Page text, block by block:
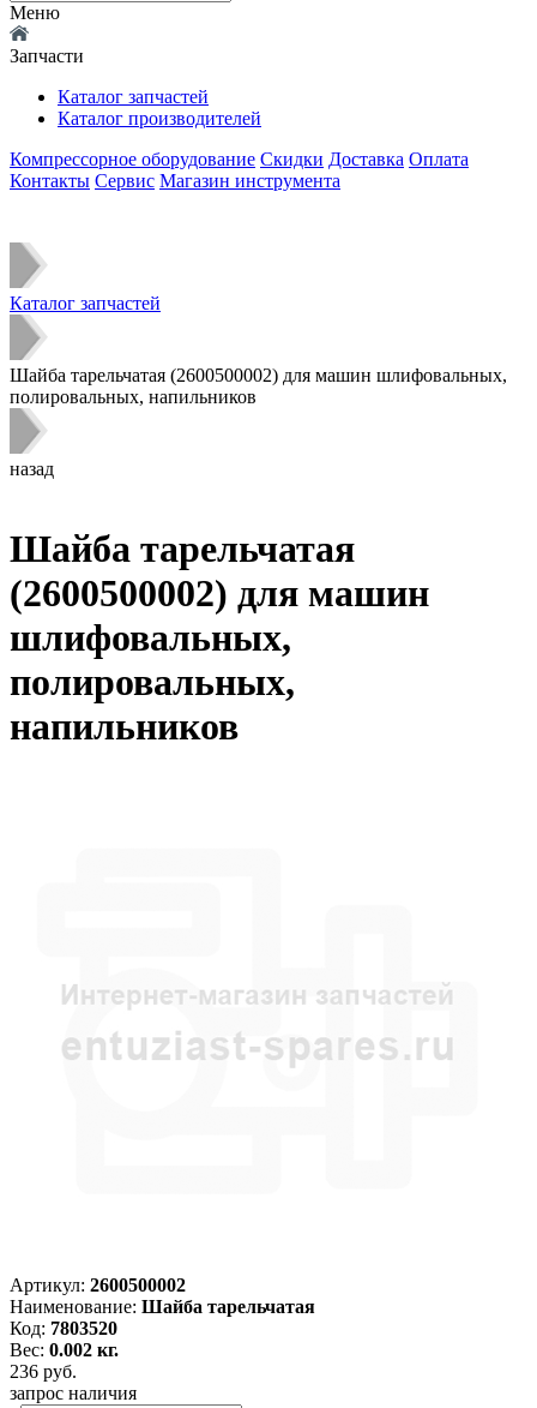
Меню
Запчасти
Каталог запчастей
Каталог производителей
Компрессорное оборудование Скидки Доставка Оплата
Контакты Сервис Магазин инструмента
Каталог запчастей
Шайба тарельчатая (2600500002) для машин шлифовальных,
полировальных, напильников
назад
Шайба тарельчатая
(2600500002) для машин
шлифовальных,
полировальных,
напильников
Артикул: 2600500002
Наименование: Шайба тарельчатая
Код: 7803520
Вес: 0.002 кг.
236 руб.
запрос наличия